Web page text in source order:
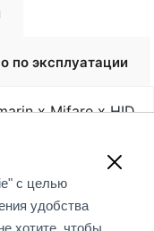
по эксплуатации
х Mifare х HID,
информация,
носит
публичной
с целью
удобства
хотите, чтобы